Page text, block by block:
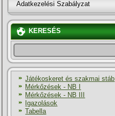
Adatkezelési Szabályzat
KERESÉS
Játékoskeret és szakmai stáb
Mérkőzések - NB I
Mérkőzések - NB III
Igazolások
Tabella